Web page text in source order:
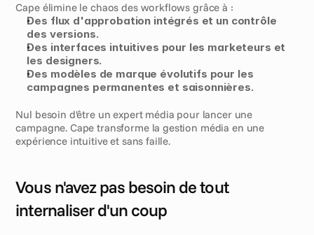
Cape élimine le chaos des workflows grâce à :
Des flux d'approbation intégrés et un contrôle
des versions.
Des interfaces intuitives pour les marketeurs et
les designers.
Des modèles de marque évolutifs pour les
campagnes permanentes et saisonnières.
Nul besoin d'être un expert média pour lancer une
campagne. Cape transforme la gestion média en une
expérience intuitive et sans faille.
Vous n'avez pas besoin de tout
internaliser d'un coup